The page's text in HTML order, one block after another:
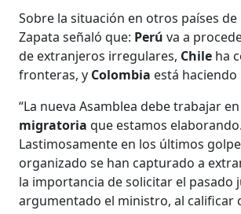
Sobre la situación en otros países de
Zapata señaló que: Perú va a
de extranjeros irregulares, Chile ha
fronteras, y Colombia está
“La nueva Asamblea debe trabajar
migratoriaque estamos elaborando.
Lastimosamente en los últimos
organizado se han capturado a
la importancia de solicitar el pasado
argumentado el ministro, al calificar